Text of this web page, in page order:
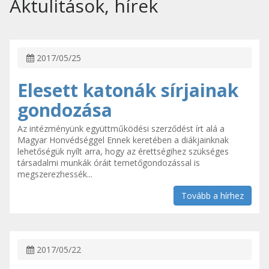
Aktulitások, hírek
2017/05/25
Elesett katonák sírjainak
gondozása
Az intézményünk együttműködési szerződést írt alá a
Magyar Honvédséggel Ennek keretében a diákjainknak
lehetőségük nyílt arra, hogy az érettségihez szükséges
társadalmi munkák óráit temetőgondozással is
megszerezhessék...
Tovább a hírhez
2017/05/22